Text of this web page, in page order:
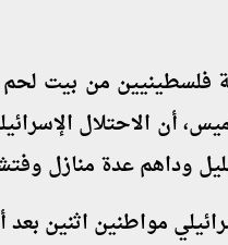
فلسطينيين من بيت لحم
أن الاحتلال
وداهم عدة منازل
مواطنين اثنين بعد